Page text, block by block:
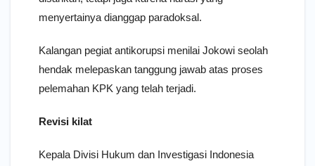
menyertainya dianggap paradoksal.
Kalangan pegiat antikorupsi menilai Jokowi seolah
hendak melepaskan tanggung jawab atas proses
pelemahan KPK yang telah terjadi.
Revisi kilat
Kepala Divisi Hukum dan Investigasi Indonesia